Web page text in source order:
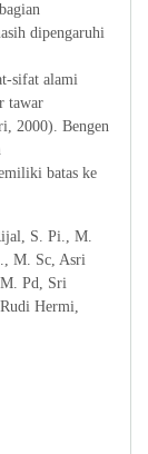
dipengaruhi
sifat alami
tawar
2000). Bengen
batas ke
S. Pi., M.
M. Sc, Asri
Pd, Sri
Hermi,